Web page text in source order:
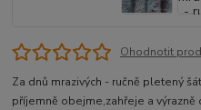
Ohodnotit
Za dnů mrazivých - ručně pletený
příjemně obejme,zahřeje a